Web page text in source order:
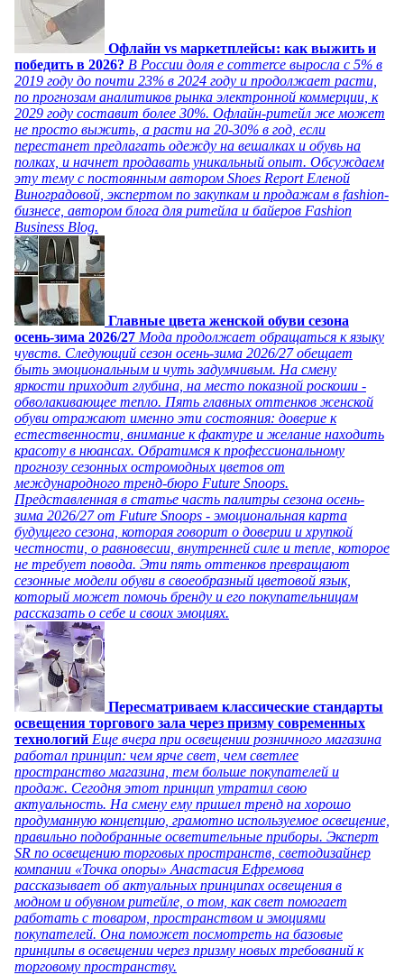
Офлайн vs маркетплейсы: как выжить и
победить в 2026? В России доля e commerce выросла с 5% в
2019 году до почти 23% в 2024 году и продолжает расти,
по прогнозам аналитиков рынка электронной коммерции, к
2029 году составит более 30%. Офлайн-ритейл же может
не просто выжить, а расти на 20-30% в год, если
перестанет предлагать одежду на вешалках и обувь на
полках, и начнет продавать уникальный опыт. Обсуждаем
эту тему с постоянным автором Shoes Report Еленой
Виноградовой, экспертом по закупкам и продажам в fashion-
бизнесе, автором блога для ритейла и байеров Fashion
Business Blog.
Главные цвета женской обуви сезона
осень-зима 2026/27 Мода продолжает обращаться к языку
чувств. Следующий сезон осень-зима 2026/27 обещает
быть эмоциональным и чуть задумчивым. На смену
яркости приходит глубина, на место показной роскоши -
обволакивающее тепло. Пять главных оттенков женской
обуви отражают именно эти состояния: доверие к
естественности, внимание к фактуре и желание находить
красоту в нюансах. Обратимся к профессиональному
прогнозу сезонных остромодных цветов от
международного тренд-бюро Future Snoops.
Представленная в статье часть палитры сезона осень-
зима 2026/27 от Future Snoops - эмоциональная карта
будущего сезона, которая говорит о доверии и хрупкой
честности, о равновесии, внутренней силе и тепле, которое
не требует повода. Эти пять оттенков превращают
сезонные модели обуви в своеобразный цветовой язык,
который может помочь бренду и его покупательницам
рассказать о себе и своих эмоциях.
Пересматриваем классические стандарты
освещения торгового зала через призму современных
технологий Еще вчера при освещении розничного магазина
работал принцип: чем ярче свет, чем светлее
пространство магазина, тем больше покупателей и
продаж. Сегодня этот принцип утратил свою
актуальность. На смену ему пришел тренд на хорошо
продуманную концепцию, грамотно используемое освещение,
правильно подобранные осветительные приборы. Эксперт
SR по освещению торговых пространств, светодизайнер
компании «Точка опоры» Анастасия Ефремова
рассказывает об актуальных принципах освещения в
модном и обувном ритейле, о том, как свет помогает
работать с товаром, пространством и эмоциями
покупателей. Она поможет посмотреть на базовые
принципы в освещении через призму новых требований к
торговому пространству.